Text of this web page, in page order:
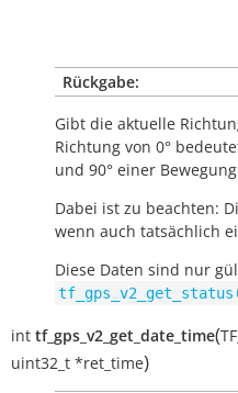
Rückgabe:
Gibt die aktuelle
Richtung von 0°
und 90° einer
Dabei ist zu beachten:
wenn auch tatsächlich
Diese Daten sind nur
int tf_gps_v2_get_date_time(
uint32_t *ret_time)